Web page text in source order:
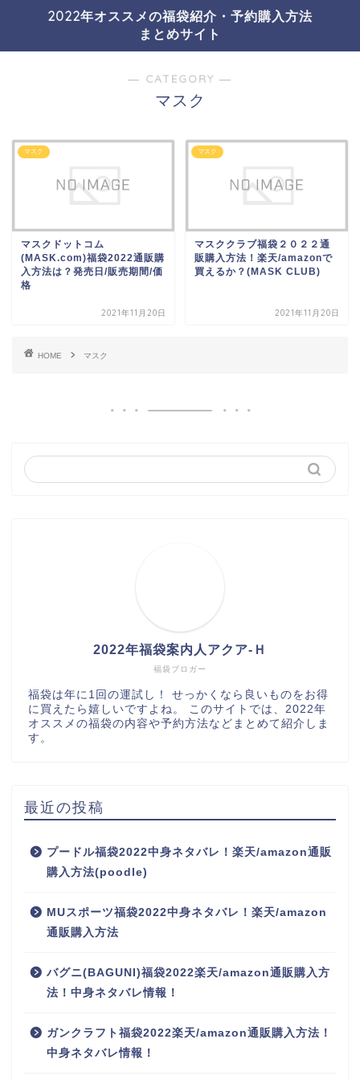
2022年オススメの福袋紹介・予約購入方法
まとめサイト
― CATEGORY ―
マスク
マスク
マスクドットコム
(MASK.com)福袋2022通販購
入方法は？発売日/販売期間/価
格
2021年11月20日
マスク
マスククラブ福袋２０２２通
販購入方法！楽天/amazonで
買えるか？(MASK CLUB)
2021年11月20日
HOME マスク
福袋ブロガー
2022年福袋案内人アクア-Ｈ
福袋は年に1回の運試し！ せっかくなら良いものをお得
に買えたら嬉しいですよね。 このサイトでは、2022年
オススメの福袋の内容や予約方法などまとめて紹介しま
す。
最近の投稿
プードル福袋2022中身ネタバレ！楽天/amazon通販
購入方法(poodle)
MUスポーツ福袋2022中身ネタバレ！楽天/amazon
通販購入方法
バグニ(BAGUNI)福袋2022楽天/amazon通販購入方
法！中身ネタバレ情報！
ガンクラフト福袋2022楽天/amazon通販購入方法！
中身ネタバレ情報！